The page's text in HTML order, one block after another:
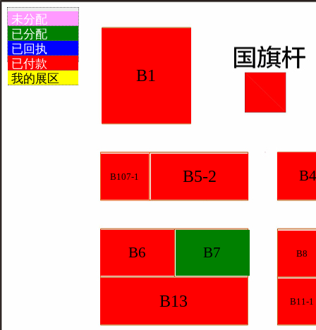
未分配
已分配
已回执
已付款
我的展区
B1
B107-1 B5-2
B6 B7
B13
B8
B11-1